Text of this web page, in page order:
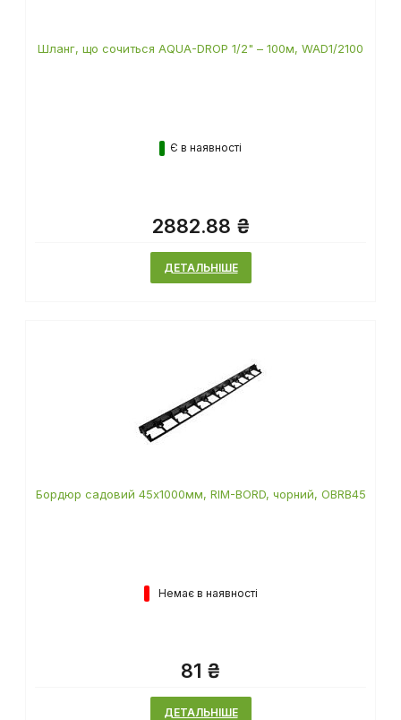
Шланг, що сочиться AQUA-DROP 1/2" – 100м, WAD1/2100
Є в наявності
2882.88 ₴
ДЕТАЛЬНІШЕ
Бордюр садовий 45х1000мм, RIM-BORD, чорний, OBRB45
Немає в наявності
81 ₴
ДЕТАЛЬНІШЕ